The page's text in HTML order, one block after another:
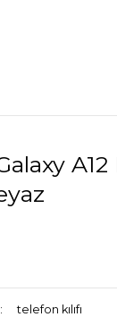
A12
telefon kılıfı